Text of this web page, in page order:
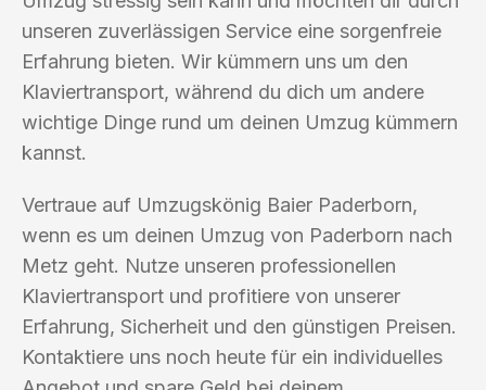
unseren zuverlässigen Service eine sorgenfreie
Erfahrung bieten. Wir kümmern uns um den
Klaviertransport, während du dich um andere
wichtige Dinge rund um deinen Umzug kümmern
kannst.
Vertraue auf Umzugskönig Baier Paderborn,
wenn es um deinen Umzug von Paderborn nach
Metz geht. Nutze unseren professionellen
Klaviertransport und profitiere von unserer
Erfahrung, Sicherheit und den günstigen Preisen.
Kontaktiere uns noch heute für ein individuelles